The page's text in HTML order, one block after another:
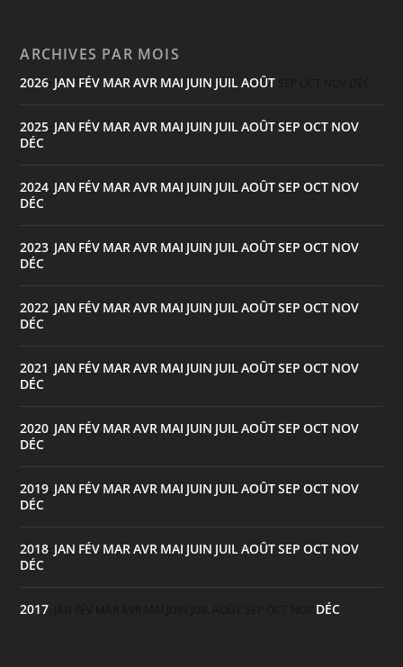
ARCHIVES PAR MOIS
2026 JAN FÉV MARAVR MAI JUIN JUILAOÛT
2025 JAN FÉV MARAVR MAI JUIN JUILAOÛTSEP OCT NOV
DÉC
2024 JAN FÉV MARAVR MAI JUIN JUILAOÛTSEP OCT NOV
DÉC
2023 JAN FÉV MARAVR MAI JUIN JUILAOÛTSEP OCT NOV
DÉC
2022 JAN FÉV MARAVR MAI JUIN JUILAOÛTSEP OCT NOV
DÉC
2021 JAN FÉV MARAVR MAI JUIN JUILAOÛTSEP OCT NOV
DÉC
2020 JAN FÉV MARAVR MAI JUIN JUILAOÛTSEP OCT NOV
DÉC
2019 JAN FÉV MARAVR MAI JUIN JUILAOÛTSEP OCT NOV
DÉC
2018 JAN FÉV MARAVR MAI JUIN JUILAOÛTSEP OCT NOV
DÉC
2017 DÉC